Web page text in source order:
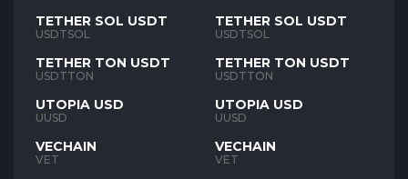
TETHER SOL USDT
USDTSOL
TETHER TON USDT
USDTTON
UTOPIA USD
UUSD
VECHAIN
VET
TETHER SOL USDT
USDTSOL
TETHER TON USDT
USDTTON
UTOPIA USD
UUSD
VECHAIN
VET